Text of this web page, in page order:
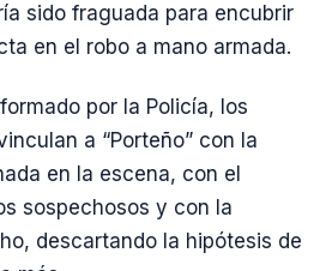
sido fraguada para encubrir
en el robo a mano armada.
por la Policía, los
a “Porteño” con la
en la escena, con el
sospechosos y con la
descartando la hipótesis de